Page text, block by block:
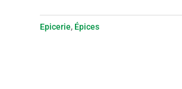
Epicerie, Épices